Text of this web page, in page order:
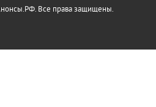
Все права защищены.